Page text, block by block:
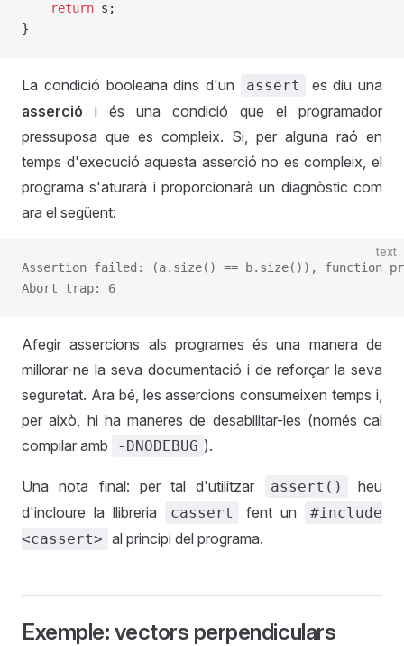
	return
s;
}
La condició booleana dins d'un assert
es diu una
asserció i és una condició que el programador
pressuposa que es compleix. Si, per alguna raó en
temps d'execució aquesta asserció no es compleix, el
programa s'aturarà i proporcionarà un diagnòstic com
ara el següent:
text
Assertion failed: (a.size() == b.size()), function
Abort trap: 6
Afegir assercions als programes és una manera de
millorar-ne la seva documentació i de reforçar la seva
seguretat. Ara bé, les assercions consumeixen temps i,
per això, hi ha maneres de desabilitar-les (només cal
compilar amb
-DNODEBUG ).
Una nota final: per tal d'utilitzar assert()
heu
d'incloure la llibreria
cassert fent un
#include
<cassert> al principi del programa.
Exemple: vectors perpendiculars